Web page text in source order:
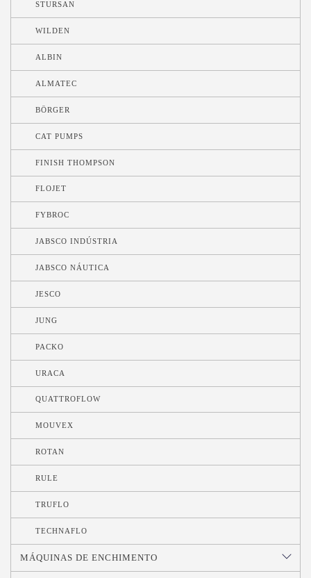
STURSAN
WILDEN
ALBIN
ALMATEC
BÖRGER
CAT PUMPS
FINISH THOMPSON
FLOJET
FYBROC
JABSCO INDÚSTRIA
JABSCO NÁUTICA
JESCO
JUNG
PACKO
URACA
QUATTROFLOW
MOUVEX
ROTAN
RULE
TRUFLO
TECHNAFLO
MÁQUINAS DE ENCHIMENTO